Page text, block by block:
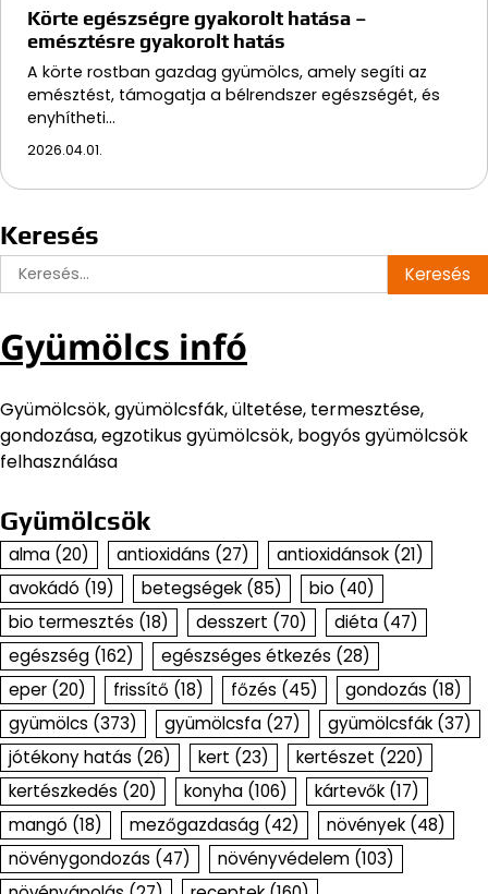
Körte egészségre gyakorolt hatása –
emésztésre gyakorolt hatás
A körte rostban gazdag gyümölcs, amely segíti az
emésztést, támogatja a bélrendszer egészségét, és
enyhítheti…
2026.04.01.
Keresés
Keresés:
Gyümölcs infó
Gyümölcsök, gyümölcsfák, ültetése, termesztése,
gondozása, egzotikus gyümölcsök, bogyós gyümölcsök
felhasználása
Gyümölcsök
alma (20) antioxidáns (27) antioxidánsok (21)
avokádó (19) betegségek (85) bio (40)
bio termesztés (18) desszert (70) diéta (47)
egészség (162) egészséges étkezés (28)
eper (20) frissítő (18) főzés (45) gondozás (18)
gyümölcs (373) gyümölcsfa (27) gyümölcsfák (37)
jótékony hatás (26) kert (23) kertészet (220)
kertészkedés (20) konyha (106) kártevők (17)
mangó (18) mezőgazdaság (42) növények (48)
növénygondozás (47) növényvédelem (103)